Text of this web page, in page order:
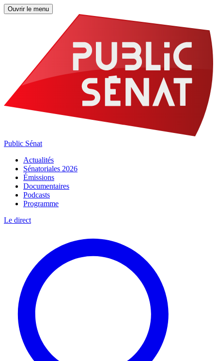
Ouvrir le menu
Public Sénat
Actualités
Sénatoriales 2026
Émissions
Documentaires
Podcasts
Programme
Le direct